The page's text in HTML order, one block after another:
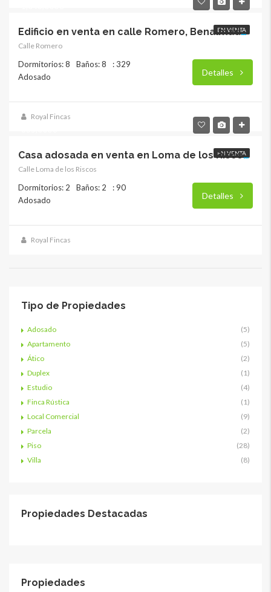
EN VENTA
Edificio en venta en calle Romero, Benalmádena – Arroyo de la Miel. RY-17801
Calle Romero
Dormitorios: 8 Baños: 8
: 329
Adosado
Detalles
Royal Fincas
EN VENTACasa adosada en venta en Loma de los Riscos, Torremolinos. RY-17790
Calle Loma de los Riscos
Dormitorios: 2 Baños: 2
: 90
Adosado
Detalles
Royal Fincas
Tipo de Propiedades
Adosado
(5)
Apartamento
(5)
Ático
(2)
Duplex
(1)
Estudio
(4)
Finca Rústica
(1)
Local Comercial
(9)
Parcela
(2)
Piso
(28)
Villa
(8)
Propiedades Destacadas
Propiedades